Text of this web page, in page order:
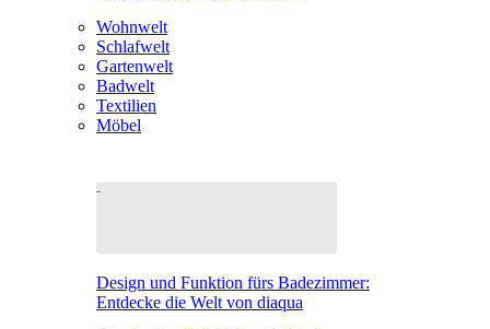
Wohnwelt
Schlafwelt
Gartenwelt
Badwelt
Textilien
Möbel
Design und Funktion fürs Badezimmer:
Entdecke die Welt von diaqua